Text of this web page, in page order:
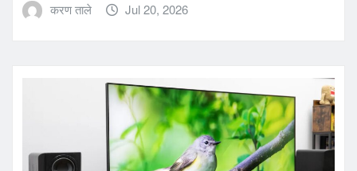
करण ताले Jul 20, 2026